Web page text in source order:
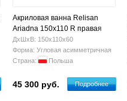
Акриловая ванна Relisan
Ariadna 150x110 R правая
ДхШхВ: 150х110х60
Форма: Угловая асимметричная
Страна:
Польша
45 300 руб. Подробнее